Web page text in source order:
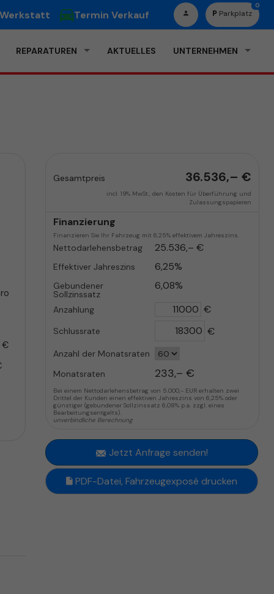
Termin Verkauf Parkplatz
0
REPARATUREN AKTUELLES UNTERNEHMEN
Gesamtpreis 36.536,– €
incl. 19% MwSt., den Kosten für Überführung und
Zulassungspapieren
Finanzierung
Finanzieren Sie Ihr Fahrzeug mit 6,25% effektivem Jahreszins.
Nettodarlehensbetrag 25.536,– €
Effektiver Jahreszins 6,25%
Gebundener
Sollzinssatz
6,08%
Anzahlung €
Schlussrate €
Anzahl der Monatsraten
Monatsraten
233,– €
Bei einem Nettodarlehensbetrag von 5.000,- EUR erhalten zwei
Drittel der Kunden einen effektiven Jahreszins von 6,25% oder
günstiger (gebundener Sollzinssatz 6,08% p.a. zzgl. eines
Bearbeitungsentgelts).
unverbindliche Berechnung
Jetzt Anfrage senden!
PDF-Datei, Fahrzeugexposé drucken
€